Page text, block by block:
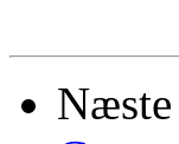
Næste